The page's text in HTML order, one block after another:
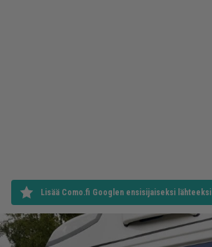
Lisää Como.fi Googlen ensisijaiseksi lähteeksi